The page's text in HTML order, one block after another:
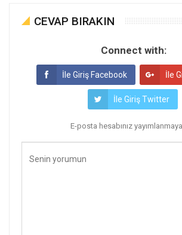
CEVAP BIRAKIN
Connect with:
İle Giriş Facebook İle
İle Giriş Twitter
E-posta hesabınız